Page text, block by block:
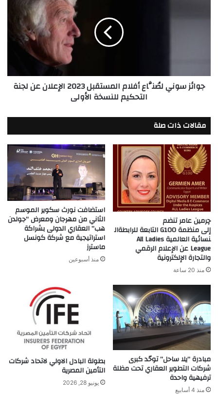
لجنة
التحكيم
جوائز سوني لصُنَّاع أفلام المستقبل 2023 الإعلان عن لجنة
التحكيم للنسخة الأولى
مقالات ذات صلة
چرمين عامر تنضم
إلى منظمة G100 التابعة للرابطةال
نسائية العالمية All Ladies
League عن الإعلام الرقمي
والتجارة الإلكترونية
منذ 20 ساعة
استضافت نورث سكوير الموسم
الثاني من مهرجان ومعرض “جولدن
هب” العقاري الدولى بشراكة
استراتيجية مع شركة كونسل
ماسترز
منذ أسبوعين
مبادرة “يلا ساحل” توحّد كبرى
شركات التطوير العقاري تحت مظلة
ترفيهية واحدة
منذ 4 أسابيع
بطولة البادل الاولي لاتحاد شركات
التأمين المصرية
يونيو 28, 2026